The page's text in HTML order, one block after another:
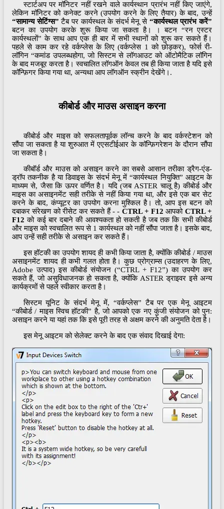
स्टार्टअप पर मॉनिटर नहीं रखने वाले कार्यस्थान प्रारंभ नहीं किए जाएंगे,
लेकिन मॉनिटर को कनेक्ट करने (उपयोग करने के लिए तैयार) के बाद, उन्हें
“सामान्य सेटिंग्स” टैब पर कार्यस्थल के संदर्भ मेनू से “कार्यस्थल प्रारंभ करें”
बटन का उपयोग करके शुरू किया जा सकता है। । बटन “रन एस्टर
कार्यस्थलों” के साथ आप एक ही बार में सभी स्थानों को शुरू कर सकते हैं।
पहले से काम कर रहे वर्कप्लेस के लिए (वर्कप्लेस 1 को छोड़कर), फोर्स री-
लॉगिन “कमांड उपलब्धहोगा, जो सिस्टम से लॉगआउट को ऑटोमैटिक लॉगिन
के बाद मजबूर करता है। स्वचालित लॉगऑन केवल तब ही किया जाता है यदि इसे
कॉन्फ़िगर किया गया था, अन्यथा आप लॉगऑन स्क्रीन देखेंगे।.
कीबोर्ड और माउस असाइन करना
कीबोर्ड और माइस को सफलतापूर्वक लॉन्च करने के बाद वर्कस्टेशन को
सौंपा जा सकता है या शुरुआत में एएसटीईआर के कॉन्फ़िगरेशन के दौरान सौंपा
जा सकता है।
कीबॉर्ड और माउस को असाइन करने का सबसे आसान तरीका ड्रैग-एंड-
ड्रॉप तकनीक है या डिवाइस के संदर्भ मेनू में “कार्यस्थल नियुक्ति” आइटम के
माध्यम से, जैसा कि ऊपर वर्णित है। यदि (जब ASTER चालू है) कीबोर्ड और
माइस का असाइनमेंट सही तरीके से नहीं किया गया था, और इसे एक बार सेट
करने के बाद, कंप्यूटर का उपयोग करना मुश्किल है। तो, आप इस बटन को
दबाकर संरेखण को रीसेट कर सकते हैं - - CTRL +F12 आपको CTRL +
F12 को कई बार दबाने की आवश्यकता हो सकती है जब तक कि सभी कीबोर्ड
और माइस को स्वचालित रूप से 1 कार्यस्थल को नहीं सौंपा जाता है। इसके बाद,
आप उन्हें सही तरीके से असाइन कर सकते हैं।
इस हॉटकी का उपयोग शायद ही कभी किया जाता है, क्योंकि कीबोर्ड / माउस
असाइनमेंट शायद ही कभी गलत होता है। कुछ प्रोग्राम्स (उदाहरण के लिए,
Adobe उत्पाद) इस कीबोर्ड संयोजन (“CTRL + F12”) का उपयोग कर
सकते हैं, जो असुविधाजनक हो सकता है, क्योंकि ASTER ड्राइवर इसे अन्य
कार्यक्रमों से पहले स्वीकार करता है।
सिस्टम यूनिट के संदर्भ मेनू में, “वर्कप्लेस” टैब पर एक मेनू आइटम
“कीबोर्ड / माइस स्विच हॉटकी” है, जो आपको एक नए कुंजी संयोजन को पुन:
असाइन करने या यहां तक ​​कि इसे पूरी तरह से अक्षम करने की अनुमति देता है।
इस मेनू आइटम को सेलेक्ट करने के बाद एक संवाद दिखाई देगा: